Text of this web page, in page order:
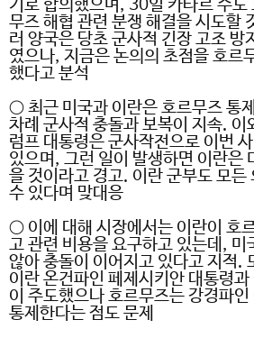
기로 합의했으며, 30일 카타르 수도
무즈 해협 관련 분쟁 해결을 시도할
러 양국은 당초 군사적 긴장 고조 방
였으나, 지금은 논의의 초점을 호르
했다고 분석
○최근 미국과 이란은 호르무즈 통
차례 군사적 충돌과 보복이 지속. 이
럼프 대통령은 군사작전으로 이번
있으며, 그런 일이 발생하면 이란은
을 것이라고 경고. 이란 군부도 모든
수 있다며 맞대응
○ 이에 대해 시장에서는 이란이 호
고 관련 비용을 요구하고 있는데 , 미
않아 충돌이 이어지고 있다고 지적.
이란 온건파인 페제시키안 대통령
이 주도했으나 호르무즈는 강경파
통제한다는 점도 문제